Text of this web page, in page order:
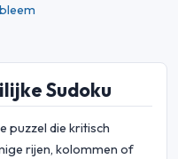
Sudoku
puzzel die kritisch
rijen, kolommen of